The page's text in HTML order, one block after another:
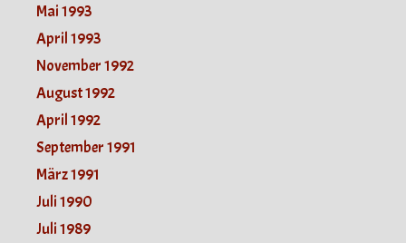
Mai 1993
April 1993
November 1992
August 1992
April 1992
September 1991
März 1991
Juli 1990
Juli 1989